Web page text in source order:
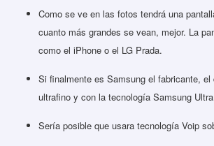
Como se ve en las fotos tendrá una
cuanto más grandes se vean, mejor. La
como el iPhone o el LG Prada.
Si finalmente es Samsung el fabricante,
ultrafino y con la tecnología Samsung
Sería posible que usara tecnología Voip